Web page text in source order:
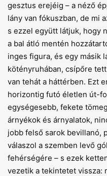
gesztus erejéig – a néző
lány van fókuszban, de mi
s ezzel együtt látjuk, hogy
a bal átló mentén
inges figura, és egy másik
kötényruhában, csípőre
van tehát a háttérben. Ezt
horizontig futó életlen út-
egységesebb, fekete
árnyékok és árnyalatok,
jobb felső sarok bevillanó,
válaszol a szemben levő
fehérségére – s ezek
vezetik a tekintetet vissza: